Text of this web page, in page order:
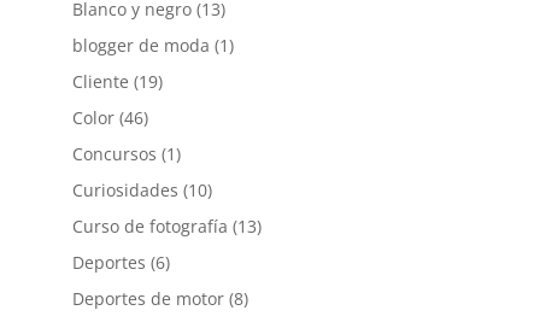
Blanco y negro(13)
blogger de moda (1)
Cliente (19)
Color(46)
Concursos (1)
Curiosidades (10)
Curso de fotografía (13)
Deportes (6)
Deportes de motor(8)